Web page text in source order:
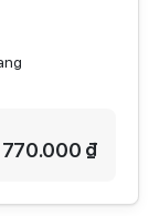
770.000 ₫